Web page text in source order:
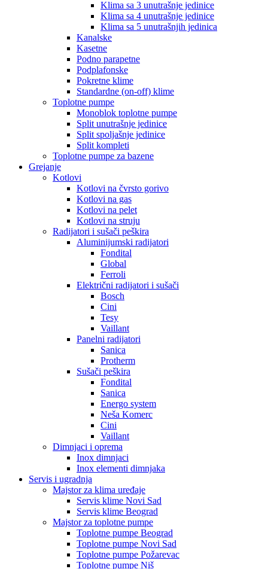
Klima sa 3 unutrašnje jedinice
Klima sa 4 unutrašnje jedinice
Klima sa 5 unutrašnjih jedinica
Kanalske
Kasetne
Podno parapetne
Podplafonske
Pokretne klime
Standardne (on-off) klime
Toplotne pumpe
Monoblok toplotne pumpe
Split unutrašnje jedinice
Split spoljašnje jedinice
Split kompleti
Toplotne pumpe za bazene
Grejanje
Kotlovi
Kotlovi na čvrsto gorivo
Kotlovi na gas
Kotlovi na pelet
Kotlovi na struju
Radijatori i sušači peškira
Aluminijumski radijatori
Fondital
Global
Ferroli
Električni radijatori i sušači
Bosch
Cini
Tesy
Vaillant
Panelni radijatori
Sanica
Protherm
Sušači peškira
Fondital
Sanica
Energo system
Neša Komerc
Cini
Vaillant
Dimnjaci i oprema
Inox dimnjaci
Inox elementi dimnjaka
Servis i ugradnja
Majstor za klima uređaje
Servis klime Novi Sad
Servis klime Beograd
Majstor za toplotne pumpe
Toplotne pumpe Beograd
Toplotne pumpe Novi Sad
Toplotne pumpe Požarevac
Toplotne pumpe Niš